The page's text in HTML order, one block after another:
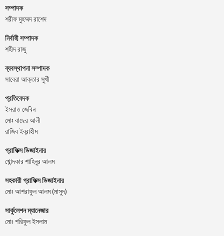
সম্পাদক
শরীফ মুহম্মদ রাশেদ
নির্বাহী সম্পাদক
শহীদ রাজু
ব্যবস্থাপনা সম্পাদক
সাবেরা আক্তার সুখী
প্রতিবেদক
ইসরাত জেবিন
মোঃ বাছের আলী
রাজিব ইব্রাহীম
গ্রাফিক্স ডিজাইনার
খোন্দকার শাহিনুর আলম
সহকারী গ্রাফিক্স ডিজাইনার
মোঃ আশরাফুল আলম (মাসুদ)
সার্কুলেশন ম্যানেজার
মোঃ শরিফুল ইসলাম